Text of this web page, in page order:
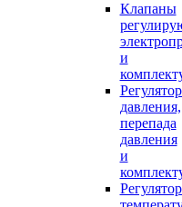
Клапаны
и
давления,
перепада
давления
и